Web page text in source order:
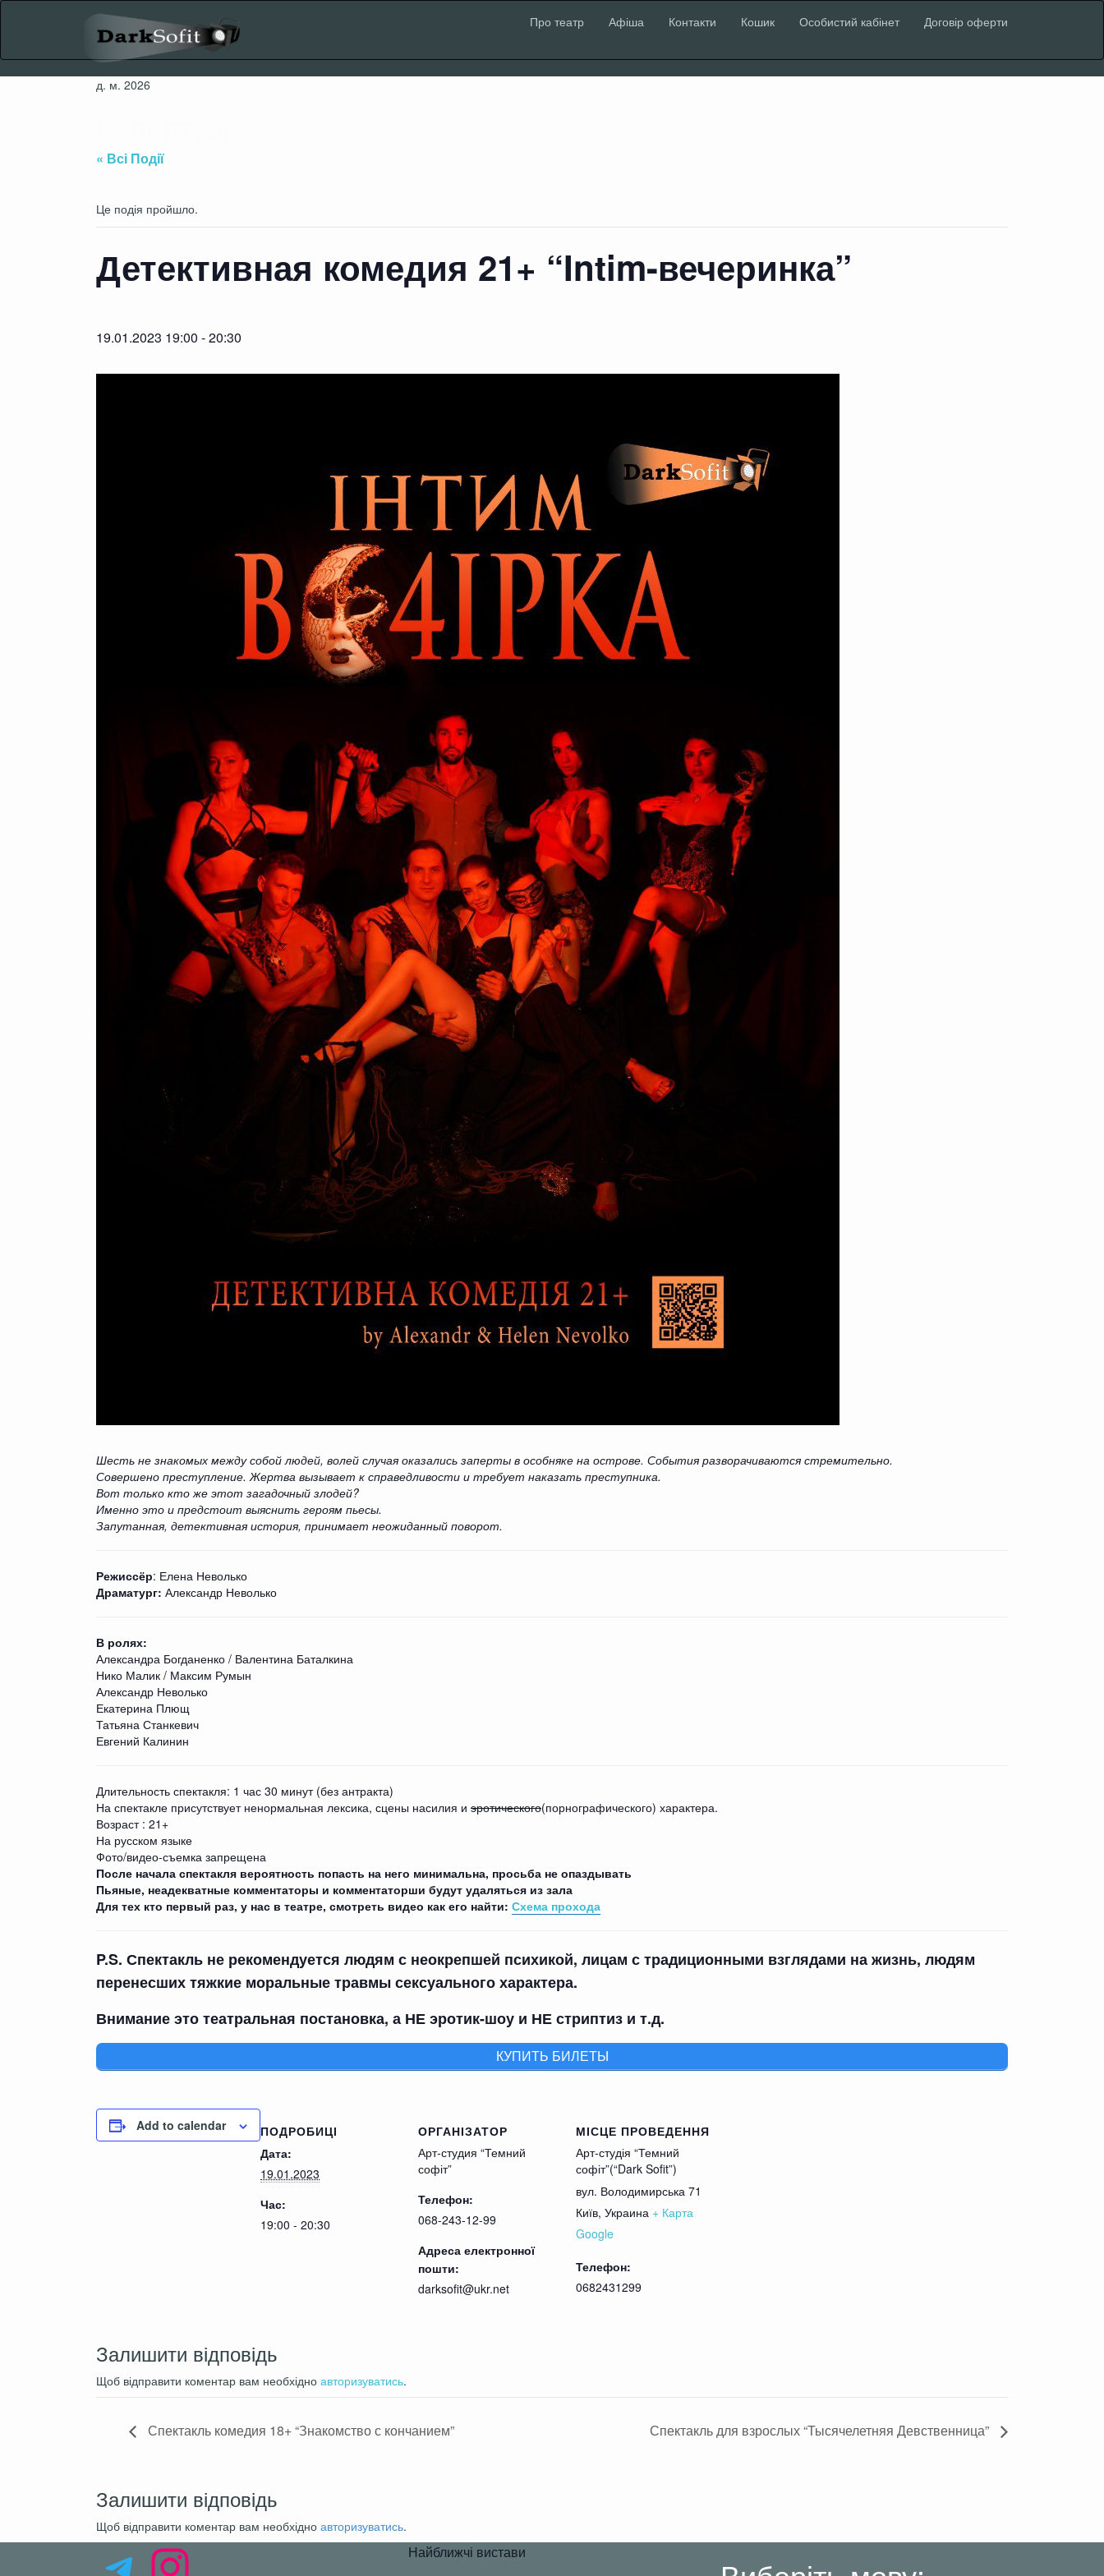
Про театр Афіша Контакти Кошик Особистий кабінет Договір оферти
д. м. 2026
« Всі Події
Це подія пройшло.
Детективная комедия 21+ “Intim-вечеринка”
19.01.2023 19:00 -20:30
Шесть не знакомых между собой людей, волей случая оказались заперты в особняке на острове. События разворачиваются стремительно.
Совершено преступление. Жертва вызывает к справедливости и требует наказать преступника.
Вот только кто же этот загадочный злодей?
Именно это и предстоит выяснить героям пьесы.
Запутанная, детективная история, принимает неожиданный поворот.
Режиссёр: Елена Неволько
Драматург: Александр Неволько
В ролях:
Александра Богданенко / Валентина Баталкина
Нико Малик / Максим Румын
Александр Неволько
Екатерина Плющ
Татьяна Станкевич
Евгений Калинин
Длительность спектакля: 1 час 30 минут (без антракта)
На спектакле присутствует ненормальная лексика, сцены насилия и эротического(порнографического) характера.
Возраст : 21+
На русском языке
Фото/видео-съемка запрещена
После начала спектакля вероятность попасть на него минимальна, просьба не опаздывать
Пьяные, неадекватные комментаторы и комментаторши будут удаляться из зала
Для тех кто первый раз, у нас в театре, смотреть видео как его найти: Схема прохода
P.S. Спектакль не рекомендуется людям с неокрепшей психикой, лицам с традиционными взглядами на жизнь, людям
перенесших тяжкие моральные травмы сексуального характера.
Внимание это театральная постановка, а НЕ эротик-шоу и НЕ стриптиз и т.д.
КУПИТЬ БИЛЕТЫ
Add to calendar
ПОДРОБИЦІ
Дата:
19.01.2023
Час:
19:00 - 20:30
ОРГАНІЗАТОР
Арт-студия “Темний
софіт”
Телефон:
068-243-12-99
Адреса електронної
пошти:
darksofit@ukr.net
МІСЦЕ ПРОВЕДЕННЯ
Арт-студія “Темний
софіт”(“Dark Sofit”)
вул. Володимирська 71
Київ, Украина + Карта
Google
Телефон:
0682431299
Залишити відповідь
Щоб відправити коментар вам необхідно авторизуватись.
Спектакль комедия 18+ “Знакомство с кончанием” Спектакль для взрослых “Тысячелетняя Девственница”
Залишити відповідь
Щоб відправити коментар вам необхідно авторизуватись.
Найближчі вистави